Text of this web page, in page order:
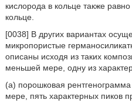
кислорода в кольце также
кольце.
[0038] В других вариантах
микропористые
описаны исходя из таких
меньшей мере, одну из
(а) порошковая
мере, пять характерных пиков